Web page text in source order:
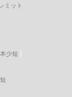
ミット
少短